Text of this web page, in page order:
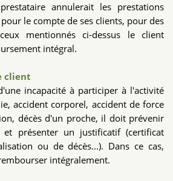
annulerait les prestations
le compte de ses clients, pour des
mentionnés ci-dessus le client
intégral.
client
incapacité à participer à l'activité
accident corporel, accident de force
décès d'un proche, il doit prévenir
présenter un justificatif (certificat
ou de décès...). Dans ce cas,
intégralement.